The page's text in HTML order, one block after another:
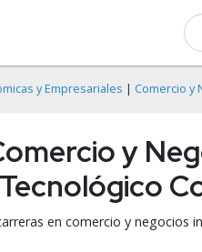
y Empresariales | Comercio y
y
en comercio y negocios